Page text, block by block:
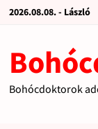
2026.08.08. - László
Bohócdoktorok